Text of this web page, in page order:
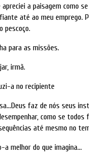
a paisagem como
até ao meu emprego.
pescoço.
para as missões.
irmã.
a no recipiente
faz de nós seus
como se
até mesmo no
a melhor do que imagina…